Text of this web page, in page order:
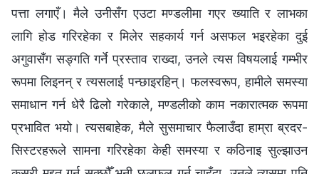
पत्ता लगाएँ। मैले उनीसँग एउटा मण्डलीमा गएर ख्याति र लाभका
लागि होड गरिरहेका र मिलेर सहकार्य गर्न असफल भइरहेका दुई
अगुवासँग सङ्गति गर्ने प्रस्ताव राख्दा, उनले त्यस विषयलाई गम्भीर
रूपमा लिइनन् र त्यसलाई पन्छाइरहिन्। फलस्वरूप, हामीले समस्या
समाधान गर्न धेरै ढिलो गरेकाले, मण्डलीको काम नकारात्मक रूपमा
प्रभावित भयो। त्यसबाहेक, मैले सुसमाचार फैलाउँदा हाम्रा ब्रदर-
सिस्टरहरूले सामना गरिरहेका केही समस्या र कठिनाइ सुल्झाउन